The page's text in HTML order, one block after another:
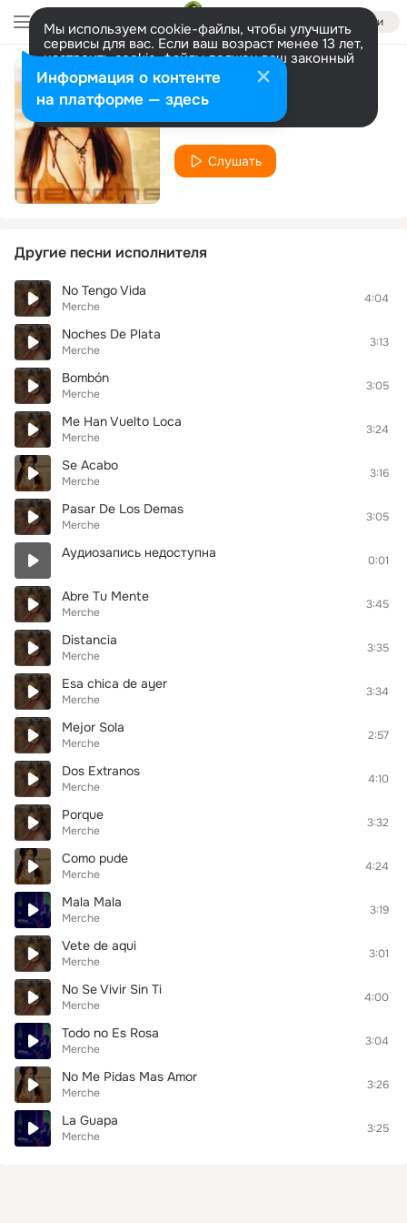
Войти
Мы используем cookie-файлы, чтобы улучшить
сервисы для вас. Если ваш возраст менее 13 лет,
настроить cookie-файлы должен ваш законный
представитель. Больше информации
Разрешить все Настроить
Mi sueno
Merche
Слушать
Другие песни исполнителя
No Tengo Vida
Merche
4:04
Noches De Plata
Merche
3:13
Bombón
Merche
3:05
Me Han Vuelto Loca
Merche
3:24
Se Acabo
Merche
3:16
Pasar De Los Demas
Merche
3:05
Аудиозапись недоступна 0:01
Abre Tu Mente
Merche
3:45
Distancia
Merche
3:35
Esa chica de ayer
Merche
3:34
Mejor Sola
Merche
2:57
Dos Extranos
Merche
4:10
Porque
Merche
3:32
Como pude
Merche
4:24
Mala Mala
Merche
3:19
Vete de aqui
Merche
3:01
No Se Vivir Sin Ti
Merche
4:00
Todo no Es Rosa
Merche
3:04
No Me Pidas Mas Amor
Merche
3:26
La Guapa
Merche
3:25
Информация о контенте
на платформе — здесь